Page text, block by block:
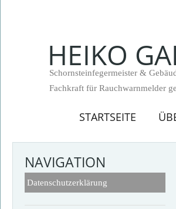
HEIKO
Schornsteinfegermeister &
Fachkraft für Rauchwarnmelder
STARTSEITE
NAVIGATION
Datenschutzerklärung